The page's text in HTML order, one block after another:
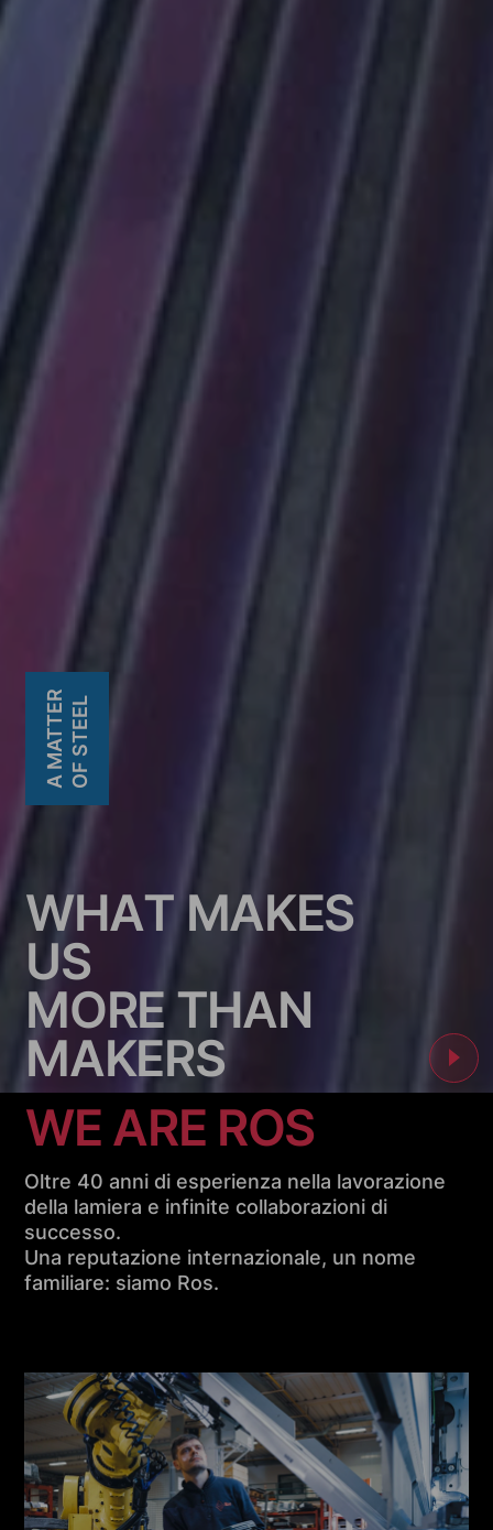
A MATTEROF STEEL
WHATMAKES
US
MORE THAN
MAKERS
Oltre 40 anni di esperienza nella lavorazione
della lamiera e infinite collaborazioni di
successo.
Una reputazione internazionale, un nome
familiare: siamo Ros.